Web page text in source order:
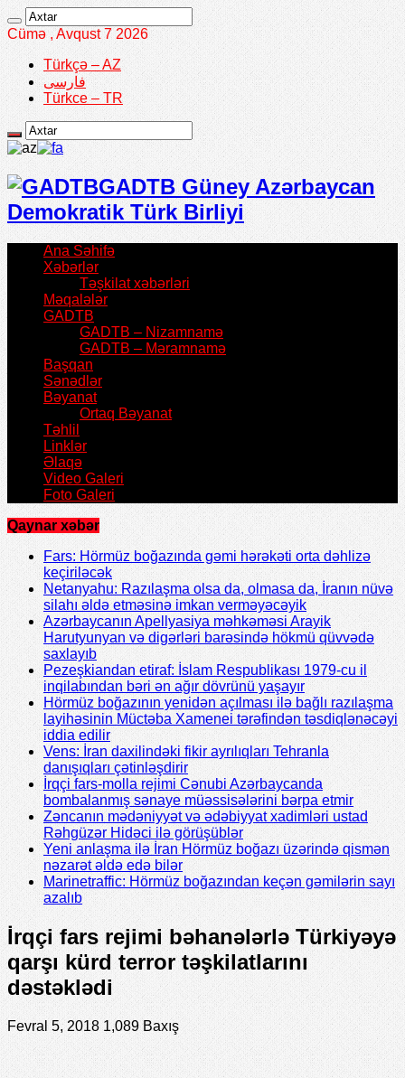
Cümə , Avqust 7 2026
Türkçə – AZ
فارسی
Türkce – TR
GADTB Güney Azərbaycan
Demokratik Türk Birliyi
Ana Səhifə
Xəbərlər
Təşkilat xəbərləri
Məqalələr
GADTB
GADTB – Nizamnamə
GADTB – Məramnamə
Başqan
Sənədlər
Bəyanat
Ortaq Bəyanat
Təhlil
Linklər
Əlaqə
Video Galeri
Foto Galeri
Qaynar xəbər
Fars: Hörmüz boğazında gəmi hərəkəti orta dəhlizə
keçiriləcək
Netanyahu: Razılaşma olsa da, olmasa da, İranın nüvə
silahı əldə etməsinə imkan verməyəcəyik
Azərbaycanın Apellyasiya məhkəməsi Arayik
Harutyunyan və digərləri barəsində hökmü qüvvədə
saxlayıb
Pezeşkiandan etiraf: İslam Respublikası 1979-cu il
inqilabından bəri ən ağır dövrünü yaşayır
Hörmüz boğazının yenidən açılması ilə bağlı razılaşma
layihəsinin Müctəba Xamenei tərəfindən təsdiqlənəcəyi
iddia edilir
Vens: İran daxilindəki fikir ayrılıqları Tehranla
danışıqları çətinləşdirir
İrqçi fars-molla rejimi Cənubi Azərbaycanda
bombalanmış sənaye müəssisələrini bərpa etmir
Zəncanın mədəniyyət və ədəbiyyat xadimləri ustad
Rəhgüzər Hidəci ilə görüşüblər
Yeni anlaşma ilə İran Hörmüz boğazı üzərində qismən
nəzarət əldə edə bilər
Marinetraffic: Hörmüz boğazından keçən gəmilərin sayı
azalıb
İrqçi fars rejimi bəhanələrlə Türkiyəyə
qarşı kürd terror təşkilatlarını
dəstəklədi
Fevral 5, 2018 1,089 Baxış